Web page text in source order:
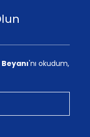
'nı okudum,